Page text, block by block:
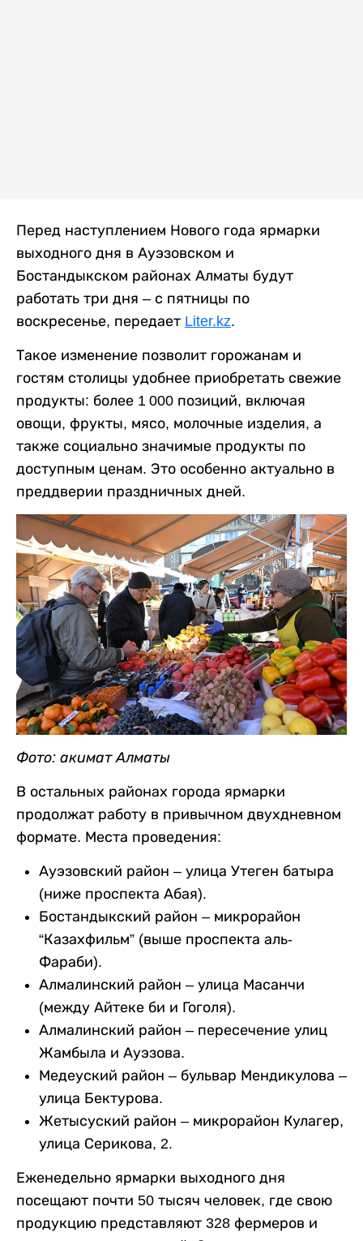
Перед наступлением Нового года ярмарки
выходного дня в Ауэзовском и
Бостандыкском районах Алматы будут
работать три дня – с пятницы по
воскресенье, передает Liter.kz.
Такое изменение позволит горожанам и
гостям столицы удобнее приобретать свежие
продукты: более 1 000 позиций, включая
овощи, фрукты, мясо, молочные изделия, а
также социально значимые продукты по
доступным ценам. Это особенно актуально в
преддверии праздничных дней.
Фото: акимат Алматы
В остальных районах города ярмарки
продолжат работу в привычном двухдневном
формате. Места проведения:
Ауэзовский район – улица Утеген батыра
(ниже проспекта Абая).
Бостандыкский район – микрорайон
“Казахфильм” (выше проспекта аль-
Фараби).
Алмалинский район – улица Масанчи
(между Айтеке би и Гоголя).
Алмалинский район – пересечение улиц
Жамбыла и Ауэзова.
Медеуский район – бульвар Мендикулова –
улица Бектурова.
Жетысуский район – микрорайон Кулагер,
улица Серикова, 2.
​Еженедельно ярмарки выходного дня
посещают почти 50 тысяч человек, где свою
продукцию представляют 328 фермеров и